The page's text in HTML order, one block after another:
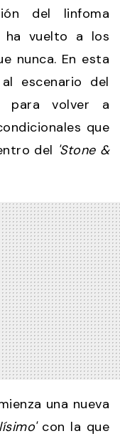
del linfoma
ha vuelto a los
nunca. En esta
escenario del
para volver a
que
del 'Stone &
una nueva
con la que